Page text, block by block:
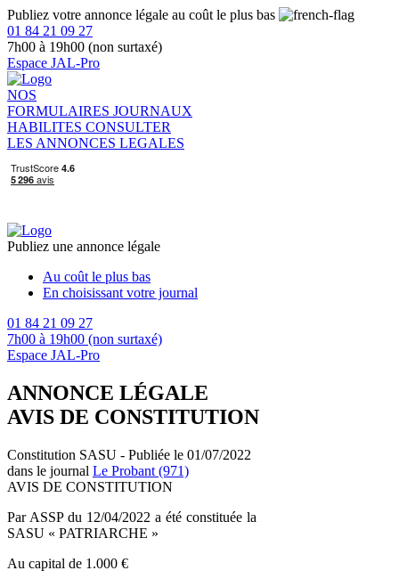
Publiez votre annonce légale au coût le plus bas
01 84 21 09 27
7h00 à 19h00 (non surtaxé)
Espace JAL-Pro
NOS
FORMULAIRES JOURNAUX
HABILITES CONSULTER
LES ANNONCES LEGALES
Publiez une annonce légale
Au coût le plus bas
En choisissant votre journal
01 84 21 09 27
7h00 à 19h00 (non surtaxé)
Espace JAL-Pro
ANNONCE LÉGALE
AVIS DE CONSTITUTION
Constitution SASU - Publiée le 01/07/2022
dans le journal Le Probant (971)
AVIS DE CONSTITUTION
Par ASSP du 12/04/2022 a été constituée la
SASU « PATRIARCHE »
Au capital de 1.000 €